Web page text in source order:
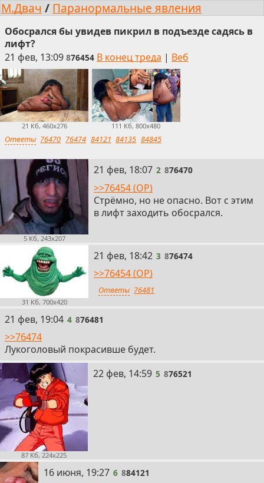
М.Двач / Паранормальные явления
Обосрался бы увидев пикрил в подъезде садясь в
лифт?
21 фев, 13:09 876454 В конец треда | Веб
21 Кб, 460x276 111 Кб, 800x480
Ответы 76470 76474 84121 84135 84845
5 Кб, 243x207
2
21 фев, 18:07 2 876470
>>76454 (OP)
Стрёмно, но не опасно. Вот с этим
в лифт заходить обосрался.
31 Кб, 700x420
3
21 фев, 18:42 3 876474
>>76454 (OP)
Ответы 76481
4
21 фев, 19:04 4 876481
>>76474
Лукоголовый покрасивше будет.
87 Кб, 224x225
5
22 фев, 14:59 5 876521
6
16 июня, 19:27 6 884121